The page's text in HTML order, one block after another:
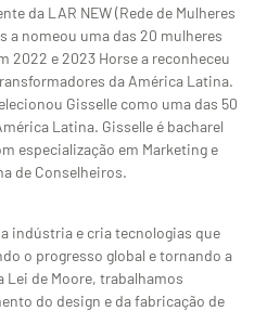
da LAR NEW (Rede de Mulheres
a nomeou uma das 20 mulheres
2022 e 2023 Horse a reconheceu
da América Latina.
Gisselle como uma das 50
Latina. Gisselle é bacharel
especialização em Marketing e
de Conselheiros.
indústria e cria tecnologias que
o progresso global e tornando a
de Moore, trabalhamos
do design e da fabricação de